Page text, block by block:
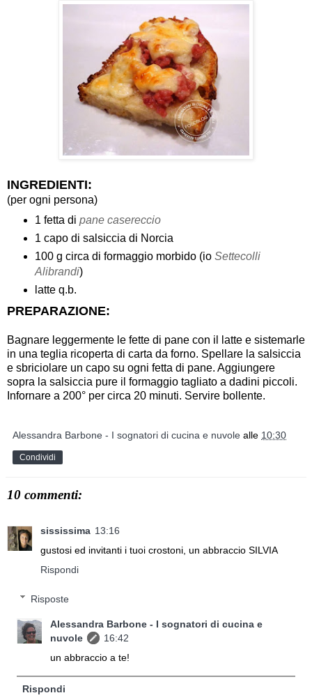
INGREDIENTI:
(per ogni persona)
1 fetta di pane casereccio
1 capo di salsiccia di Norcia
100 g circa di formaggio morbido (io Settecolli
Alibrandi)
latte q.b.
PREPARAZIONE:
Bagnare leggermente le fette di pane con il latte e sistemarle
in una teglia ricoperta di carta da forno. Spellare la salsiccia
e sbriciolare un capo su ogni fetta di pane. Aggiungere
sopra la salsiccia pure il formaggio tagliato a dadini piccoli.
Infornare a 200° per circa 20 minuti. Servire bollente.
Alessandra Barbone - I sognatori di cucina e nuvole alle 10:30
Condividi
10 commenti:
sississima 13:16
gustosi ed invitanti i tuoi crostoni, un abbraccio SILVIA
Rispondi
Risposte
Alessandra Barbone - I sognatori di cucina e
nuvole
16:42
un abbraccio a te!
Rispondi